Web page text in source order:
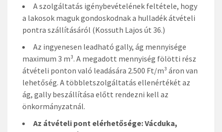
A szolgáltatás igénybevételének feltétele, hogy
a lakosok maguk gondoskodnak a hulladék átvételi
pontra szállításáról (Kossuth Lajos út 36.)
Az ingyenesen leadható gally, ág mennyisége
maximum 3 m³. A megadott mennyiség fölötti rész
átvételi ponton való leadására 2.500 Ft/m³ áron van
lehetőség. A többletszolgáltatás ellenértékét az
ág, gally beszállítása előtt rendezni kell az
önkormányzatnál.
Az átvételi pont elérhetősége: Vácduka,